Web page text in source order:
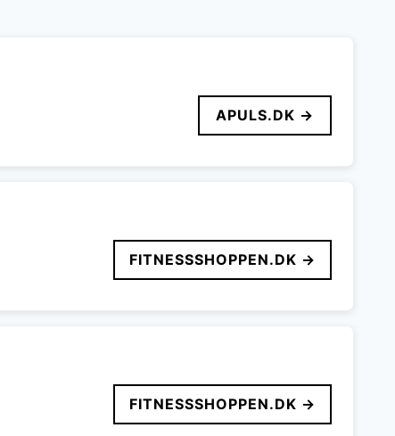
APULS.DK →
FITNESSSHOPPEN.DK →
FITNESSSHOPPEN.DK →